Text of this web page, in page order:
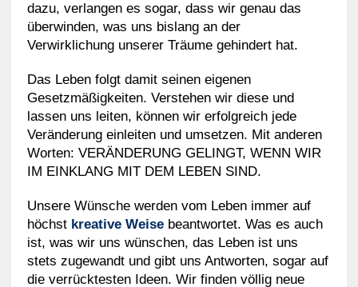
dazu, verlangen es sogar, dass wir genau das
überwinden, was uns bislang an der
Verwirklichung unserer Träume gehindert hat.
Das Leben folgt damit seinen eigenen
Gesetzmäßigkeiten. Verstehen wir diese und
lassen uns leiten, können wir erfolgreich jede
Veränderung einleiten und umsetzen. Mit anderen
Worten: VERÄNDERUNG GELINGT, WENN WIR
IM EINKLANG MIT DEM LEBEN SIND.
Unsere Wünsche werden vom Leben immer auf
höchst kreative Weisebeantwortet. Was es auch
ist, was wir uns wünschen, das Leben ist uns
stets zugewandt und gibt uns Antworten, sogar auf
die verrücktesten Ideen. Wir finden völlig neue